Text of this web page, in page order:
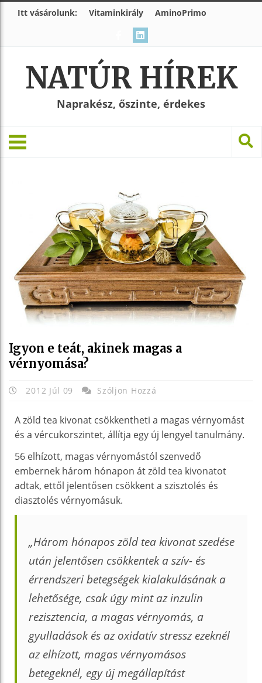
Itt vásárolunk: Vitaminkirály AminoPrimo
NATÚR HÍREK
Naprakész, őszinte, érdekes
Igyon e teát, akinek magas a
vérnyomása?
2012 Júl 09 Szóljon Hozzá
A zöld tea kivonat csökkentheti a magas vérnyomást
és a vércukorszintet, állítja egy új lengyel tanulmány.
56 elhízott, magas vérnyomástól szenvedő
embernek három hónapon át zöld tea kivonatot
adtak, ettől jelentősen csökkent a szisztolés és
diasztolés vérnyomásuk.
„Három hónapos zöld tea kivonat szedése
után jelentősen csökkentek a szív- és
érrendszeri betegségek kialakulásának a
lehetősége, csak úgy mint az inzulin
rezisztencia, a magas vérnyomás, a
gyulladások és az oxidatív stressz ezeknél
az elhízott, magas vérnyomásos
betegeknél, egy új megállapítást